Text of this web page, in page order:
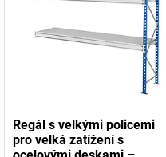
Regál s velkými policemi
pro velká zatížení s